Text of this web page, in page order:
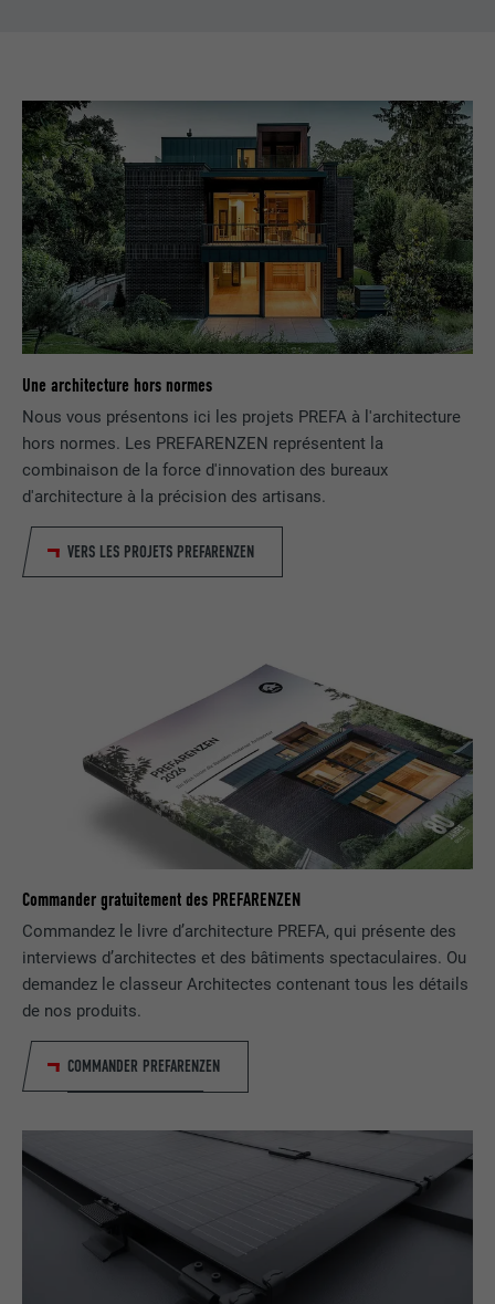
Une architecture hors normes
Nous vous présentons ici les projets PREFA à l'architecture
hors normes. Les PREFARENZEN représentent la
combinaison de la force d'innovation des bureaux
d'architecture à la précision des artisans.
VERS LES PROJETS PREFARENZEN
Commander gratuitement des PREFARENZEN
Commandez le livre d’architecture PREFA, qui présente des
interviews d’architectes et des bâtiments spectaculaires. Ou
demandez le classeur Architectes contenant tous les détails
de nos produits.
COMMANDER PREFARENZEN
NOM bscookie
FOURNISSEUR LinkedIn
EXPIRATION 2 ans
UTILITÉ
Utilisé par le service de réseau social
LinkedIn pour suivre l'utilisation de
NOM UserMatchHistory
FOURNISSEUR LinkedIn
FOURNISSEUR LinkedIn
1 jour
UTILITÉ
LinkedIn pour suivre l'utilisation de
services intégrés
NOM
FOURNISSEUR LinkedIn
UTILITÉ
Est utilisé pour garantir que le même
attribut SameSite est disponible pour
tous les cookies dans ce navigateur
_fbp